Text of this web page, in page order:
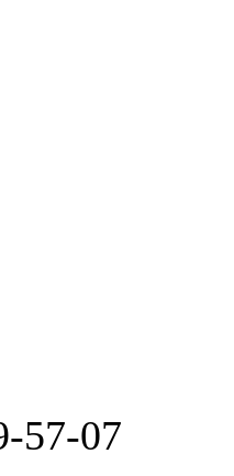
57-07